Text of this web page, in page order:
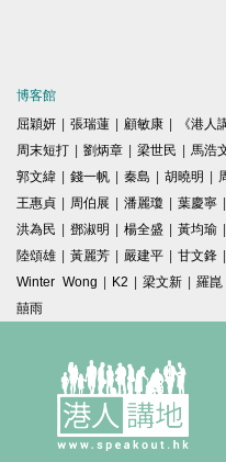
博客館
屈穎妍 | 張瑞蓮 | 顧敏康 | 《港人
周末短打 | 劉炳章 | 梁世民 | 馬浩
郭文緯 | 錢一帆 | 秦島 | 胡曉明 |
王惠貞 | 周伯展 | 潘麗瓊 | 葉慶寧 |
洪為民 | 鄧淑明 | 楊全盛 | 黃均瑜 |
陸頌雄 | 黃麗芳 | 嚴建平 | 甘文鋒 |
Winter Wong | K2 | 梁文新 | 羅崑
囍雨